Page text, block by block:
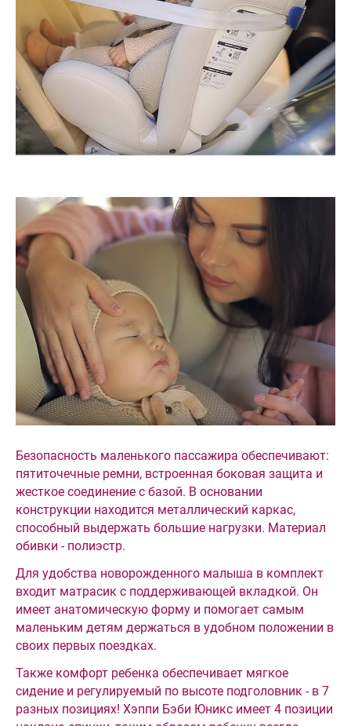
Безопасность маленького пассажира обеспечивают:
пятиточечные ремни, встроенная боковая защита и
жесткое соединение с базой. В основании
конструкции находится металлический каркас,
способный выдержать большие нагрузки. Материал
обивки - полиэстр.
Для удобства новорожденного малыша в комплект
входит матрасик с поддерживающей вкладкой. Он
имеет анатомическую форму и помогает самым
маленьким детям держаться в удобном положении в
своих первых поездках.
Также комфорт ребенка обеспечивает мягкое
сидение и регулируемый по высоте подголовник - в 7
разных позициях! Хэппи Бэби Юникс имеет 4 позиции